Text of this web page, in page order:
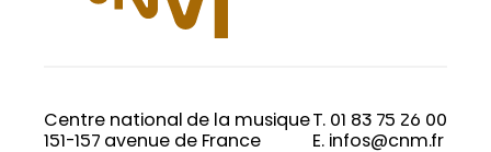
Centre national de la musique
151-157 avenue de France
T. 01 83 75 26 00
E. infos@cnm.fr